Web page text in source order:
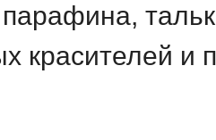
красителей и